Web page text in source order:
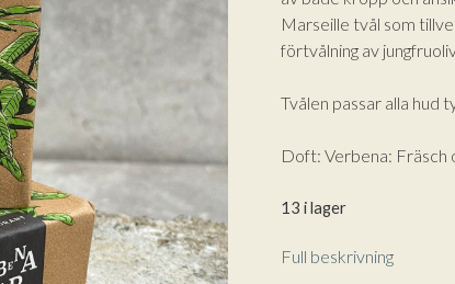
Marseille tvål som
förtvålning av
Tvålen passar alla hud
Doft: Verbena: Fräsch
13 i lager
Full beskrivning